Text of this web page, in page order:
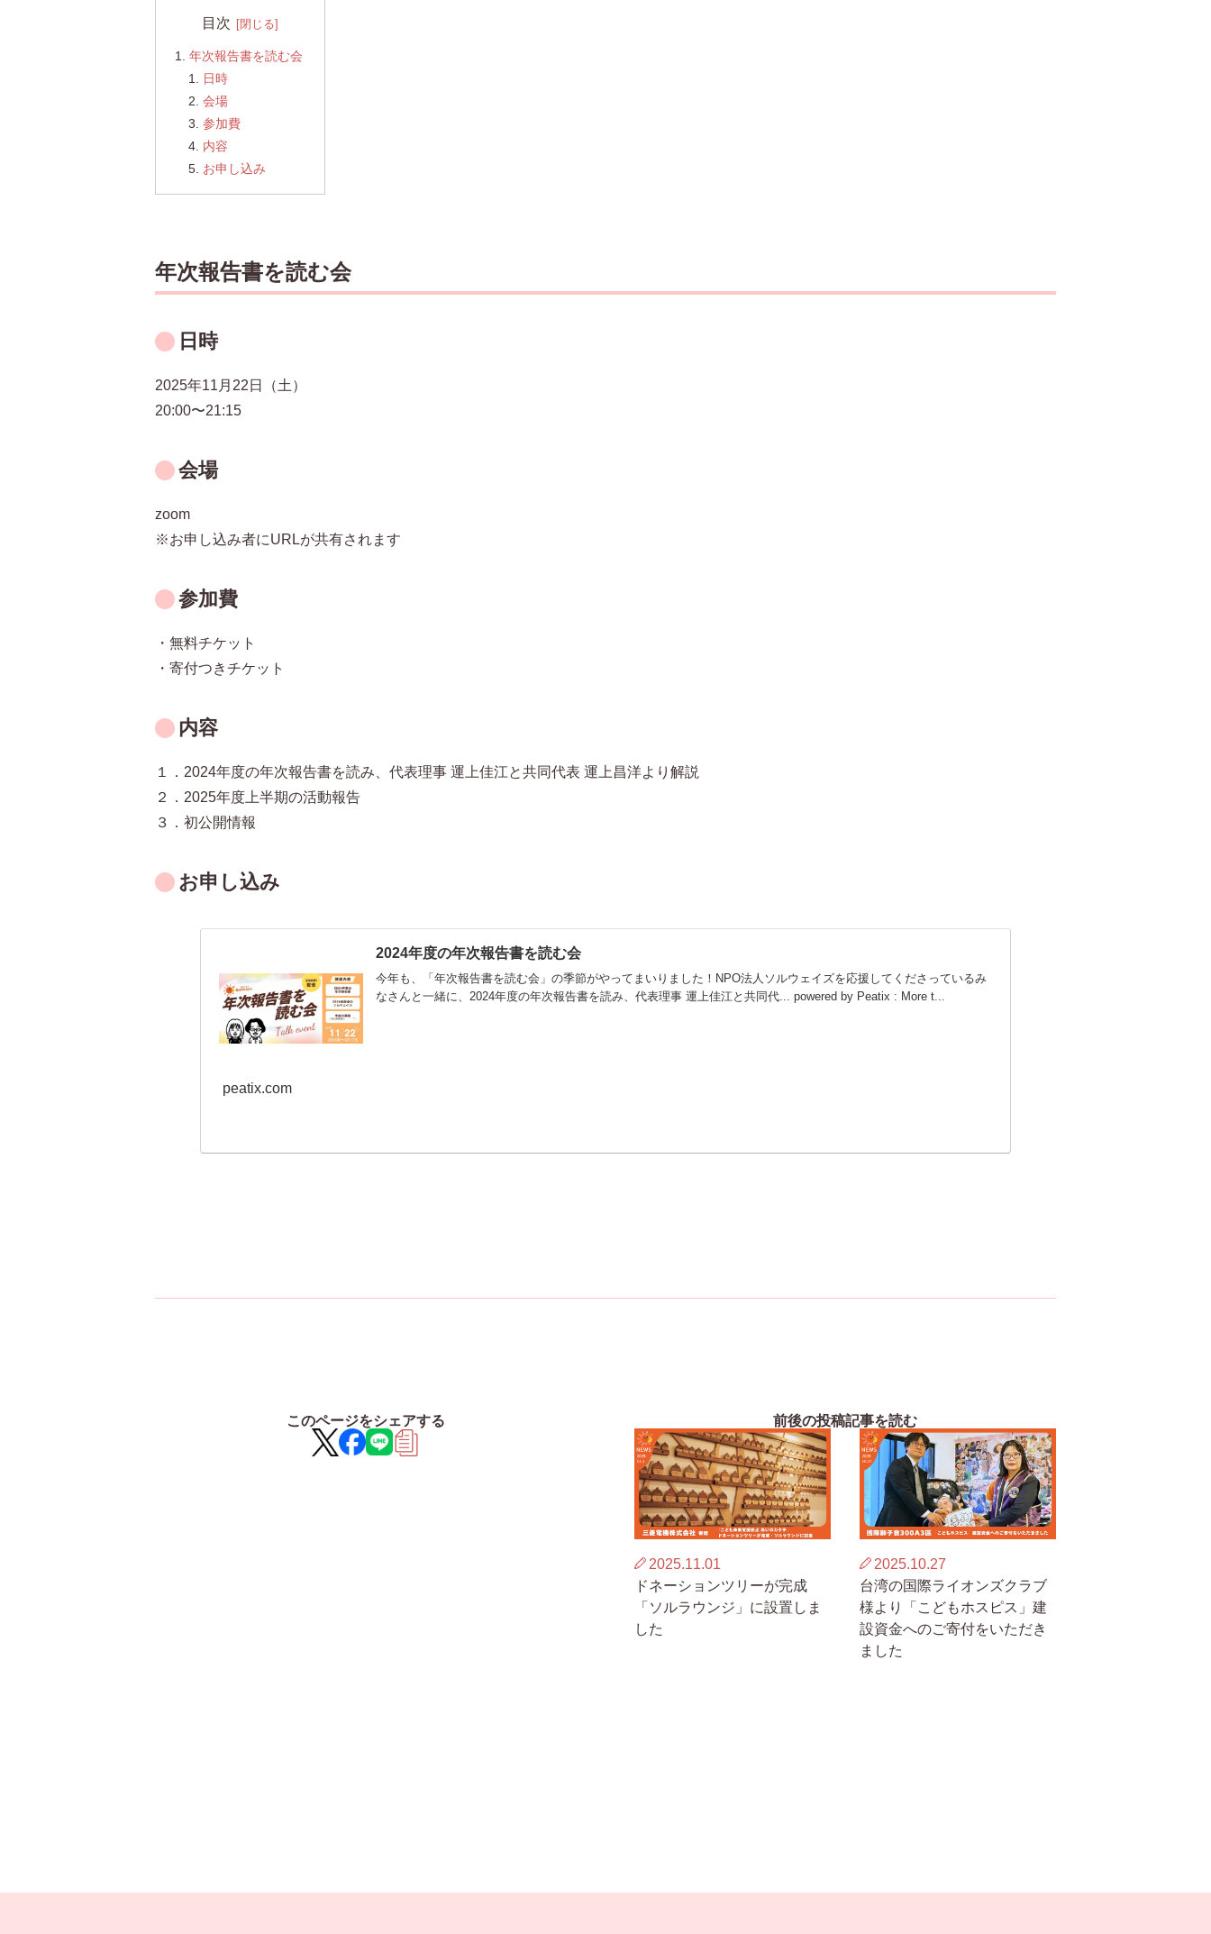
目次
年次報告書を読む会
日時
会場
参加費
内容
お申し込み
年次報告書を読む会
日時
2025年11月22日（土）
20:00〜21:15
会場
zoom
※お申し込み者にURLが共有されます
参加費
・無料チケット
・寄付つきチケット
内容
１．2024年度の年次報告書を読み、代表理事 運上佳江と共同代表 運上昌洋より解説
２．2025年度上半期の活動報告
３．初公開情報
お申し込み
2024年度の年次報告書を読む会
今年も、「年次報告書を読む会」の季節がやってまいりました！NPO法人ソルウェイズを応援してくださっているみ
なさんと一緒に、2024年度の年次報告書を読み、代表理事 運上佳江と共同代... powered by Peatix : More t...
peatix.com
このページをシェアする 前後の投稿記事を読む
2025.11.01
ドネーションツリーが完成
「ソルラウンジ」に設置しま
した
2025.10.27
台湾の国際ライオンズクラブ
様より「こどもホスピス」建
設資金へのご寄付をいただき
ました